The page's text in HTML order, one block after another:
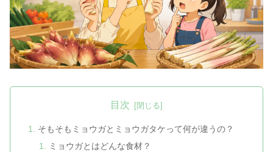
目次
そもそもミョウガとミョウガタケって何が違うの？
ミョウガとはどんな食材？